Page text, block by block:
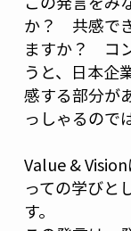
か？ 共感で
ますか？ コ
うと、日本企
感する部分が
っしゃるので
Value &
っての学びと
す。